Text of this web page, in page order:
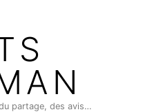
partage, des avis…